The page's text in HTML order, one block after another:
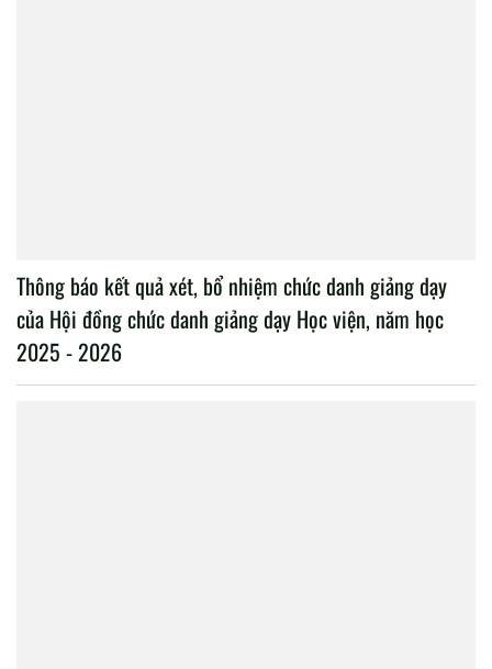
Thông báo kết quả xét, bổ nhiệm chức danh giảng dạy
của Hội đồng chức danh giảng dạy Học viện, năm học
2025 - 2026